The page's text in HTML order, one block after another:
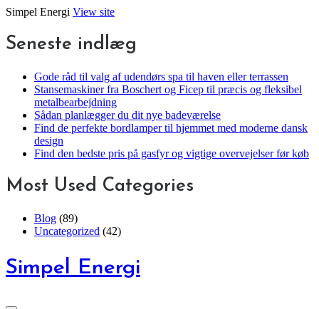
Skip
content
Simpel Energi View site
Seneste indlæg
Gode råd til valg af udendørs spa til haven eller terrassen
Stansemaskiner fra Boschert og Ficep til præcis og fleksibel
metalbearbejdning
Sådan planlægger du dit nye badeværelse
Find de perfekte bordlamper til hjemmet med moderne dansk
design
Find den bedste pris på gasfyr og vigtige overvejelser før køb
Most Used Categories
Blog (89)
Uncategorized (42)
Simpel Energi